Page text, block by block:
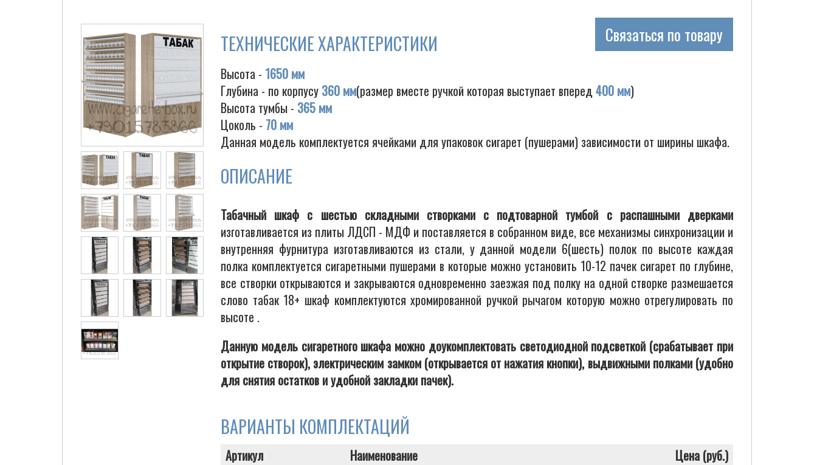
Cigarette Box
Связаться по товару
ТЕХНИЧЕСКИЕ ХАРАКТЕРИСТИКИ
Высота - 1650 мм
Глубина - по корпусу 360 мм(размер вместе ручкой которая выступает вперед400 мм)
Высота тумбы - 365 мм
Цоколь - 70 мм
Данная модель комплектуется ячейками для упаковок сигарет (пушерами) зависимости от ширины шкафа.
ОПИСАНИЕ
Табачный шкаф с шестью складными створками с подтоварной тумбой с распашными дверками
изготавливается из плиты ЛДСП - МДФ и поставляется в собранном виде, все механизмы синхронизации и
внутренняя фурнитура изготавливаются из стали, у данной модели 6(шесть) полок по высоте каждая
полка комплектуется сигаретными пушерами в которые можно установить 10-12 пачек сигарет по глубине,
все створки открываются и закрываются одновременно заезжая под полку на одной створке размешается
слово табак 18+ шкаф комплектуются хромированной ручкой рычагом которую можно отрегулировать по
высоте .
Данную модель сигаретного шкафа можно доукомплектовать светодиодной подсветкой (срабатывает при
открытие створок), электрическим замком (открывается от нажатия кнопки), выдвижными полками (удобно
для снятия остатков и удобной закладки пачек).
ВАРИАНТЫ КОМПЛЕКТАЦИЙ
Артикул Наименование
Цена (руб.)